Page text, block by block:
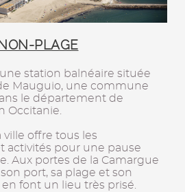
PLAGE
station balnéaire située
Mauguio, une commune
le département de
Occitanie.
ville offre tous les
activités pour une pause
Aux portes de la Camargue
port, sa plage et son
font un lieu très prisé.